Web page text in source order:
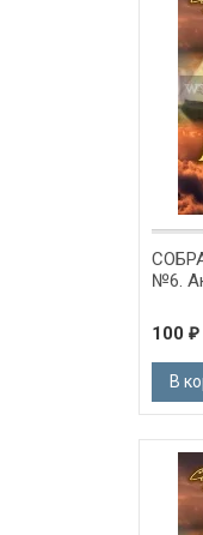
№6.
100 ₽
В